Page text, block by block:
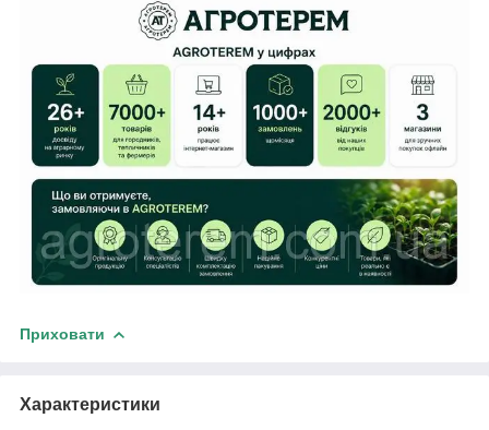
Приховати
Характеристики